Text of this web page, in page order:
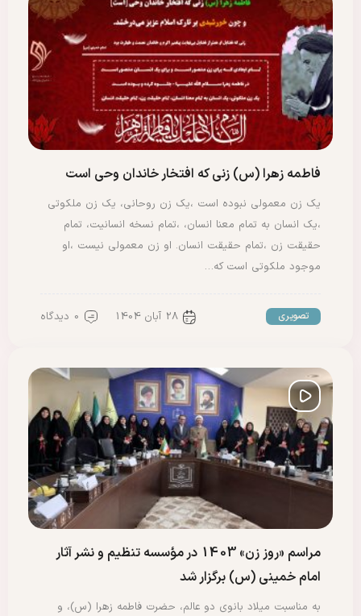
فاطمه زهرا (س) زنی که افتخار خاندان وحی است
یک زن معمولی نبوده است ،یک زن روحانی، یک زن ملکوتی
،یک انسان به تمام معنا انسان، ،تمام نسخه انسانیت، تمام
حقیقت زن ،تمام حقیقت انسان. او زن معمولی نیست ،او
موجود ملکوتی است که…
تصویری 28 آبان 1404 0 دیدگاه
مراسم «روز زن» 1403 در مؤسسه تنظیم و نشر آثار
امام خمینی (س) برگزار شد
به مناسبت میلاد بانوی دو عالم، حضرت فاطمه زهرا (س)، و